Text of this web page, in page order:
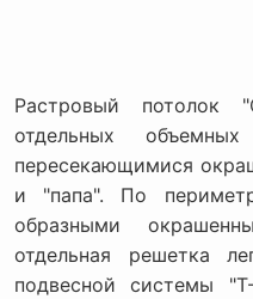
Растровый потолок
отдельных
пересекающимися
и "папа". По
образными
отдельная решетка
подвесной системы